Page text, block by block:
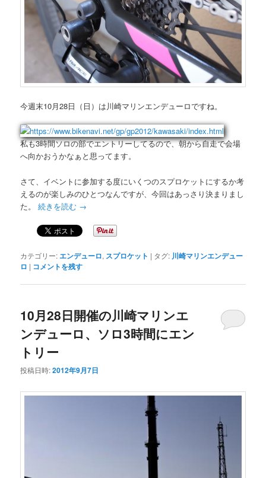
今週末10月28日（日）は川崎マリンエンデューロですね。
私も3時間ソロの部でエントリーしてるので、朝から自走で会場
へ向かおうかなぁと思ってます。
さて、イベントに参加する度にいくつのスプロケットにするか考
えるのが楽しみのひとつなんですが、今回はあっさり決まりまし
た。続きを読む →
カテゴリー: エンデューロ, スプロケット | タグ: 川崎マリンエンデュー
ロ | コメントを残す
10月28日開催の川崎マリンエ
ンデューロ、ソロ3時間にエン
トリー
投稿日時:2012年9月7日